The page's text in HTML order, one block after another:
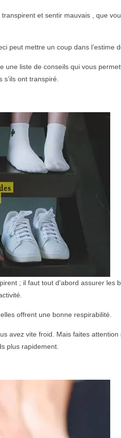
et sentir mauvais , que
peut mettre un coup dans l’estime
liste de conseils qui vous
ont transpiré.
; il faut tout d'abord assurer les
offrent une bonne respirabilité.
avez vite froid. Mais faites
plus rapidement.